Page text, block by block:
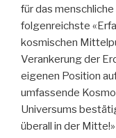
für das
folgenreichste
kosmischen
Verankerung der
eigenen Position
umfassende
Universums
überall in der